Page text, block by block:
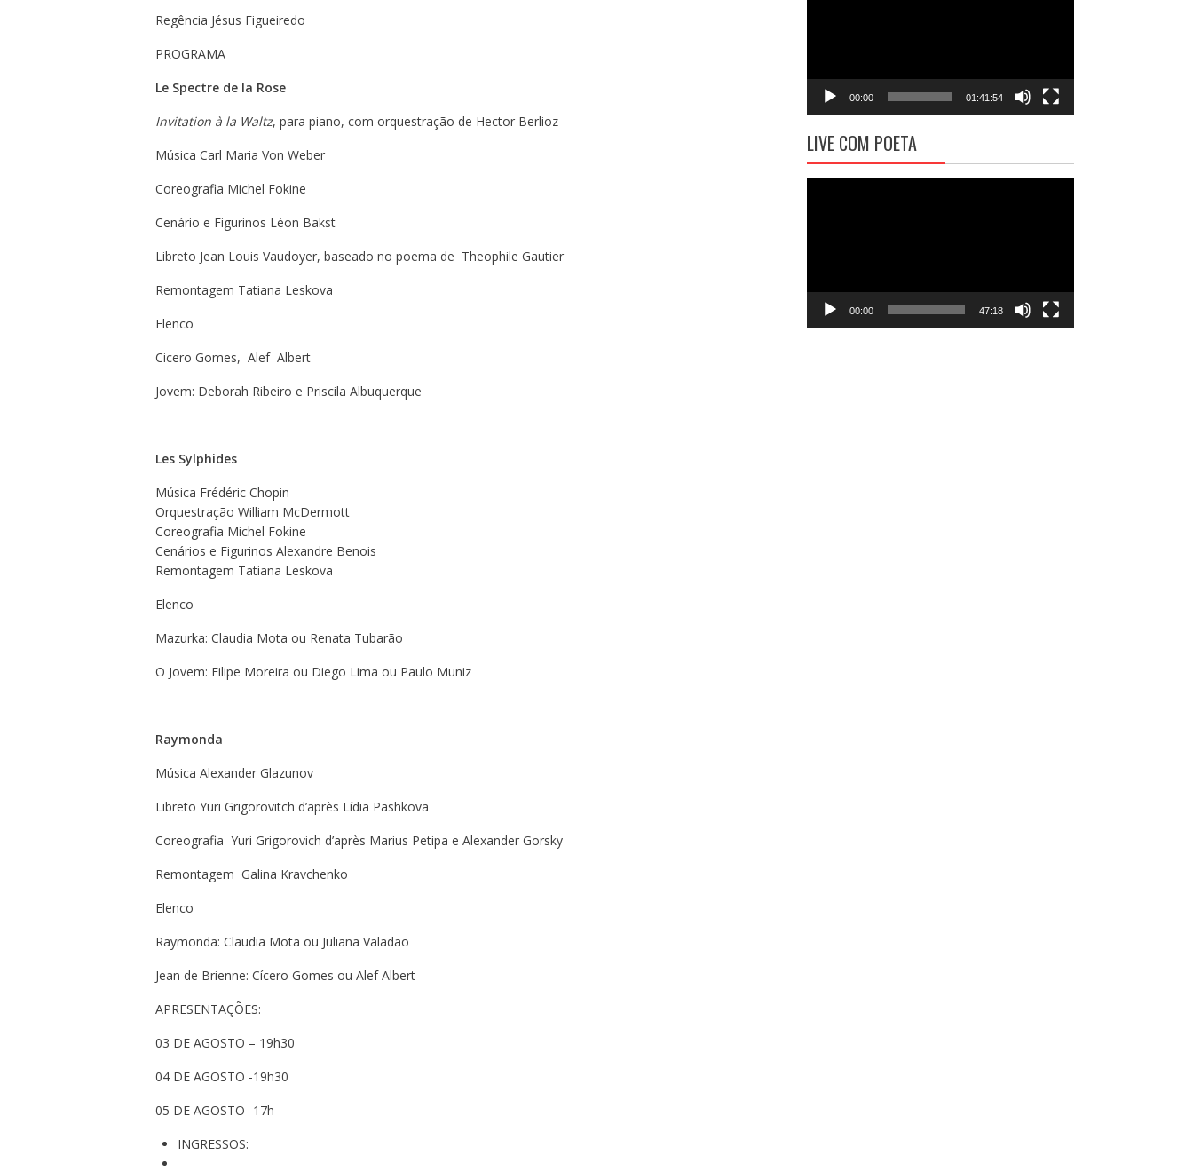
Regência Jésus Figueiredo
PROGRAMA
Le Spectre de la Rose
Invitation à la Waltz, para piano, com orquestração de Hector Berlioz
Música Carl Maria Von Weber
Coreografia Michel Fokine
Cenário e Figurinos Léon Bakst
Libreto Jean Louis Vaudoyer, baseado no poema de Theophile Gautier
Remontagem Tatiana Leskova
Elenco
Cicero Gomes, Alef Albert
Jovem: Deborah Ribeiro e Priscila Albuquerque
Les Sylphides
Música Frédéric Chopin
Orquestração William McDermott
Coreografia Michel Fokine
Cenários e Figurinos Alexandre Benois
Remontagem Tatiana Leskova
Elenco
Mazurka: Claudia Mota ou Renata Tubarão
O Jovem: Filipe Moreira ou Diego Lima ou Paulo Muniz
Raymonda
Música Alexander Glazunov
Libreto Yuri Grigorovitch d’après Lídia Pashkova
Coreografia Yuri Grigorovich d’après Marius Petipa e Alexander Gorsky
Remontagem Galina Kravchenko
Elenco
Raymonda: Claudia Mota ou Juliana Valadão
Jean de Brienne: Cícero Gomes ou Alef Albert
APRESENTAÇÕES:
03 DE AGOSTO – 19h30
04 DE AGOSTO -19h30
05 DE AGOSTO- 17h
INGRESSOS:
00:00 01:41:54
LIVE COM POETA
00:00 47:18